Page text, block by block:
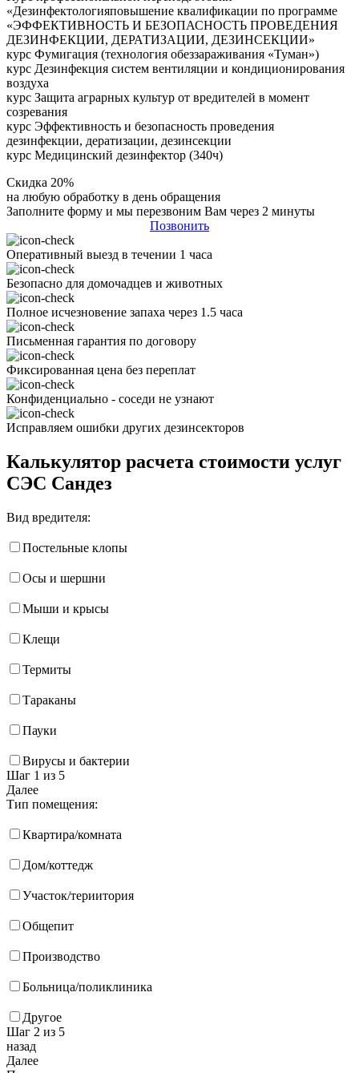
«Дезинфектологияповышение квалификации по программе
«ЭФФЕКТИВНОСТЬ И БЕЗОПАСНОСТЬ ПРОВЕДЕНИЯ
ДЕЗИНФЕКЦИИ, ДЕРАТИЗАЦИИ, ДЕЗИНСЕКЦИИ»
курс Фумигация (технология обеззараживания «Туман»)
курс Дезинфекция систем вентиляции и кондиционирования
воздуха
курс Защита аграрных культур от вредителей в момент
созревания
курс Эффективность и безопасность проведения
дезинфекции, дератизации, дезинсекции
курс Медицинский дезинфектор (340ч)
Скидка 20%
на любую обработку в день обращения
Заполните форму и мы перезвоним Вам через 2 минуты
Позвонить
Оперативный выезд в течении 1 часа
Безопасно для домочадцев и животных
Полное исчезновение запаха через 1.5 часа
Письменная гарантия по договору
Фиксированная цена без переплат
Конфиденциально - соседи не узнают
Исправляем ошибки других дезинсекторов
Калькулятор расчета стоимости услуг
СЭС Сандез
Вид вредителя:
Постельные клопы
Осы и шершни
Мыши и крысы
Клещи
Термиты
Тараканы
Пауки
Вирусы и бактерии
Шаг 1 из 5
Далее
Тип помещения:
Квартира/комната
Дом/коттедж
Участок/териитория
Общепит
Производство
Больница/поликлиника
Другое
Шаг 2 из 5
назад
Далее